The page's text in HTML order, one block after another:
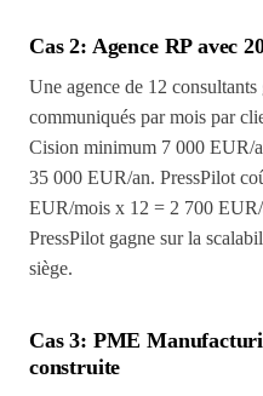
Cas 2: Agence RP avec
Une agence de 12
communiqués par mois par
Cision minimum 7 000 EUR/
35 000 EUR/an. PressPilot
EUR/mois x 12 = 2 700
PressPilot gagne sur la
siège.
Cas 3: PME
construite